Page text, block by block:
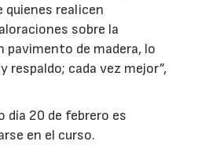
quienes realicen
sobre la
pavimento de madera, lo
respaldo; cada vez mejor”,
día 20 de febrero es
en el curso.